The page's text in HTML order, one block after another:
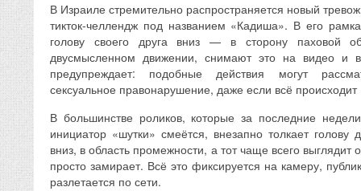
В Израиле стремительно распространяется новый
тикток-челлендж под названием «Кадиша». В его
голову своего друга вниз — в сторону паховой
двусмысленном движении, снимают это на видео и
предупреждает: подобные действия могут
сексуальное правонарушение, даже если всё
В большинстве роликов, которые за последние
инициатор «шутки» смеётся, внезапно толкает голову
вниз, в область промежности, а тот чаще всего
просто замирает. Всё это фиксируется на камеру,
разлетается по сети.